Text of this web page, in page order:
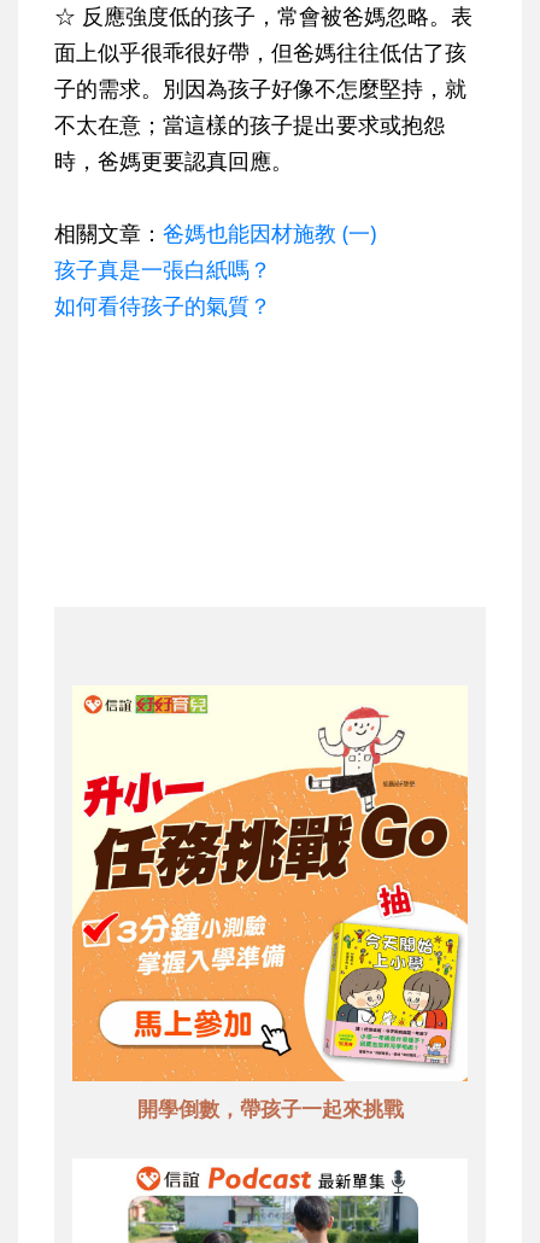
☆ 反應強度低的孩子 ，常會被爸媽忽略。 表
面上似乎很乖很好帶，但爸媽往往低估了孩
子的需求。別因為孩子好像不怎麼堅持，就
不太在意；當這樣的孩子提出要求或抱怨
時，爸媽更要認真回應。
相關文章： 爸媽也能因材施教 (一)
孩子真是一張白紙嗎？
如何看待孩子的氣質？
開學倒數，帶孩子一起來挑戰